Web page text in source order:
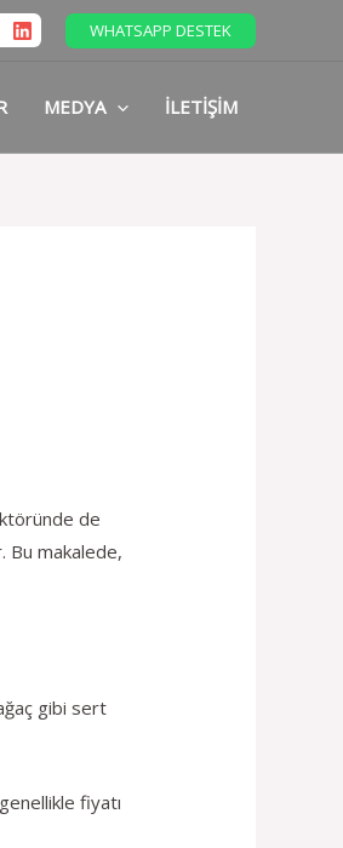
WHATSAPP DESTEK
MEDYA İLETIŞIM
de
Bu makalede,
gibi sert
fiyatı